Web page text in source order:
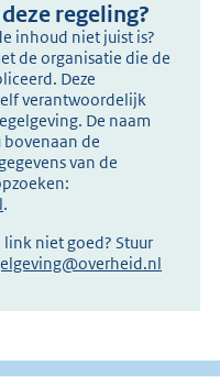
regeling?
inhoud niet juist is?
de organisatie die de
Deze
verantwoordelijk
De naam
bovenaan de
van de
.
niet goed? Stuur